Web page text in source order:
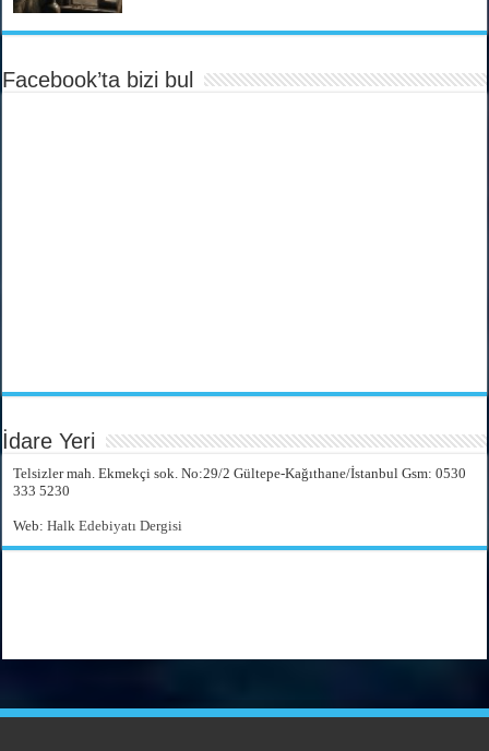
Facebook’ta bizi bul
İdare Yeri
Telsizler mah. Ekmekçi sok. No:29/2 Gültepe-Kağıthane/İstanbul Gsm: 0530
333 5230
Web:Halk Edebiyatı Dergisi